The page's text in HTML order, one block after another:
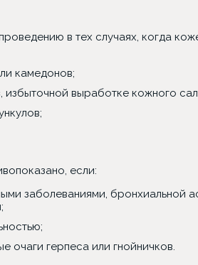
в тех случаях, когда
камедонов;
выработке кожного
если:
заболеваниями, бронхиальной
очаги герпеса или гнойничков.